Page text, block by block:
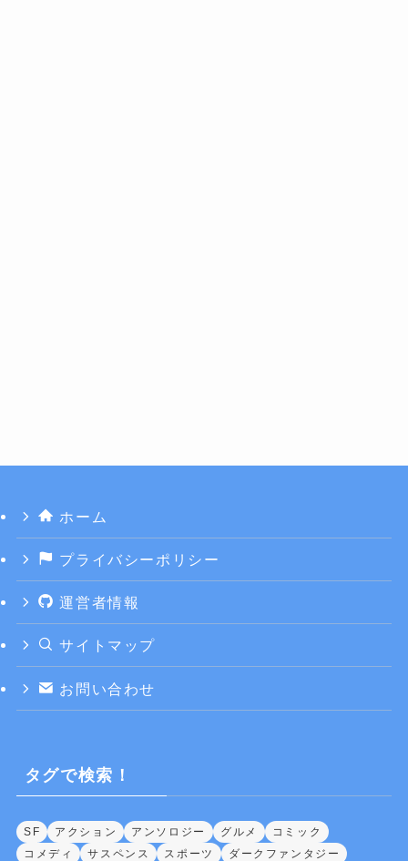
ホーム
プライバシーポリシー
運営者情報
サイトマップ
お問い合わせ
タグで検索！
SF アクション アンソロジー グルメ
コミック
コメディ
サスペンス スポーツ
ダークファンタジー